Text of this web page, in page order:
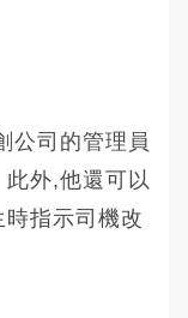
公司的管理員
外,他還可以
指示司機改